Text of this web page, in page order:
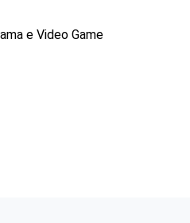
e Video Game